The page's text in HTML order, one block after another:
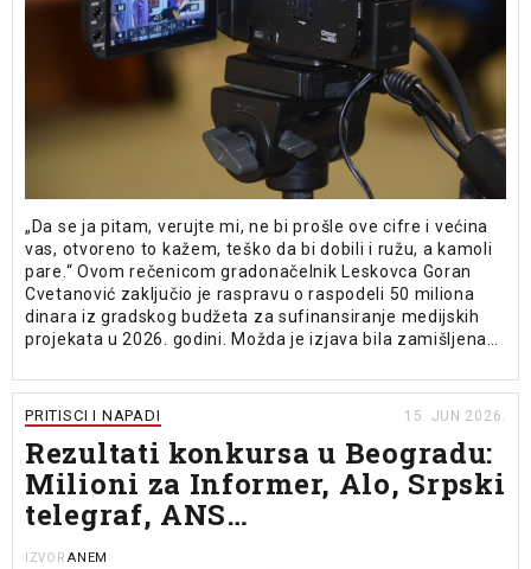
„Da se ja pitam, verujte mi, ne bi prošle ove cifre i većina
vas, otvoreno to kažem, teško da bi dobili i ružu, a kamoli
pare.“ Ovom rečenicom gradonačelnik Leskovca Goran
Cvetanović zaključio je raspravu o raspodeli 50 miliona
dinara iz gradskog budžeta za sufinansiranje medijskih
projekata u 2026. godini. Možda je izjava bila zamišljena…
PRITISCI I NAPADI 15. JUN 2026.
Rezultati konkursa u Beogradu:
Milioni za Informer, Alo, Srpski
telegraf, ANS…
IZVOR ANEM